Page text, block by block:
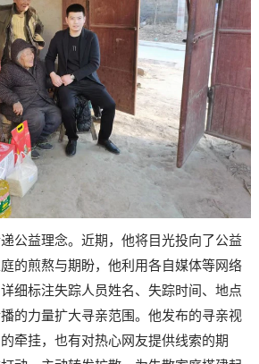
公益理念。近期，他将目光投向了公益
的煎熬与期盼，他利用各自媒体等网络
细标注失踪人员姓名、失踪时间、地点
的力量扩大寻亲范围。他发布的寻亲视
牵挂，也有对热心网友提供线索的期